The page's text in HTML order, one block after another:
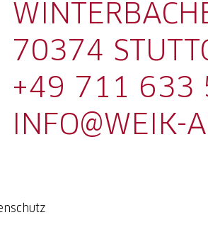
70374
+49 711 633
INFO@WEIK-